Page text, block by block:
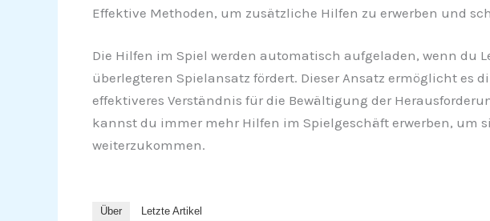
Effektive Methoden, um zusätzliche Hilfen zu erwerben und
Die Hilfen im Spiel werden automatisch aufgeladen, wenn du
überlegteren Spielansatz fördert. Dieser Ansatz ermöglicht
effektiveres Verständnis für die Bewältigung der
kannst du immer mehr Hilfen im Spielgeschäft erwerben, um
weiterzukommen.
Über Letzte Artikel